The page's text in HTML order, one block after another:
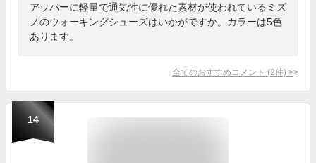
アッパーに軽量で通気性に優れた素材が使われているミズ
ノのウォーキングシューズはいかがですか。カラーは5色
あります。
全てのおすすめコメント (2件) >
14